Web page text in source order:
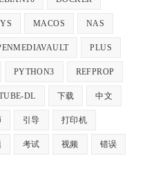
MACOS NAS
PLUS
PYTHON3 REFPROP
DL 下载 中文
引导 打印机
考试 视频 错误